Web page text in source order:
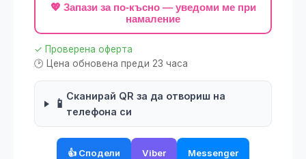
💖 Запази за по-късно — уведоми ме при
намаление
✓ Проверена оферта
🕑 Цена обновена преди 23 часа
📱
Сканирай QR за да отвориш на
телефона си
👍 Сподели Viber Messenger